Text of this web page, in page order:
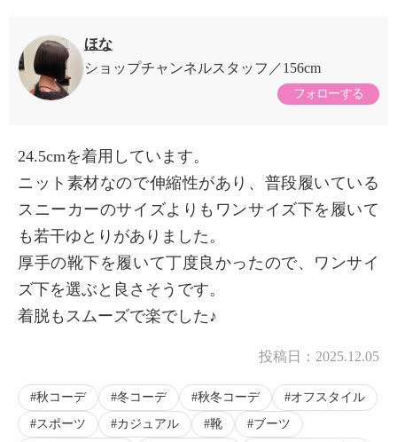
ほな
ショップチャンネルスタッフ
156cm
フォローする
24.5cmを着用しています。
ニット素材なので伸縮性があり、普段履いている
スニーカーのサイズよりもワンサイズ下を履いて
も若干ゆとりがありました。
厚手の靴下を履いて丁度良かったので、ワンサイ
ズ下を選ぶと良さそうです。
着脱もスムーズで楽でした♪
投稿日： 2025.12.05
秋コーデ 冬コーデ 秋冬コーデ
オフスタイル
スポーツ
カジュアル 靴
ブーツ